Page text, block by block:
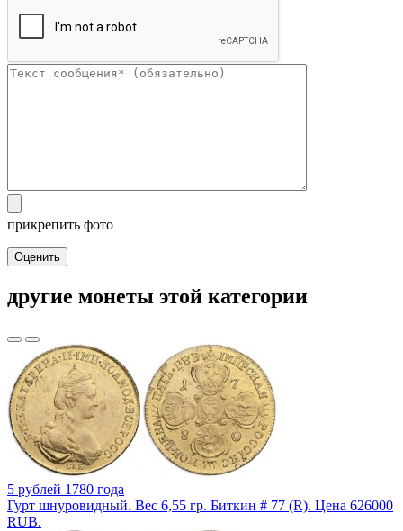
прикрепить фото
Оценить
другие монеты этой категории
5 рублей 1780 года
Гурт шнуровидный. Вес 6,55 гр. Биткин # 77 (R). Цена 626000
RUB.